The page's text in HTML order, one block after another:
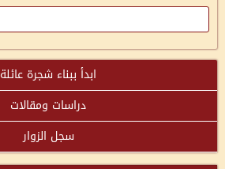
ابدأ ببناء شجرة عائلة
دراسات ومقالات
سجل الزوار